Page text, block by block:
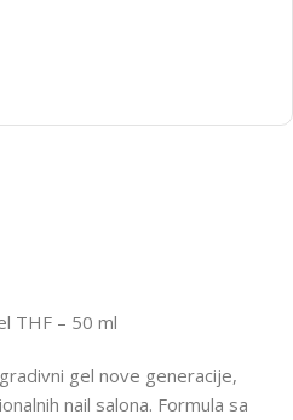
THF – 50 ml
gel nove generacije,
nail salona. Formula sa